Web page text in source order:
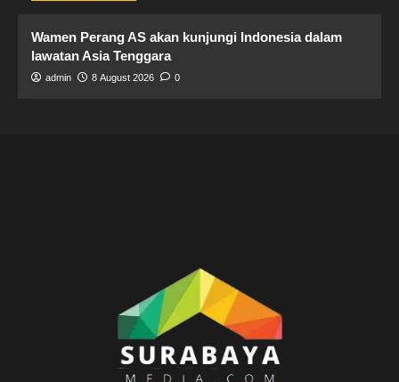
Wamen Perang AS akan kunjungi Indonesia dalam
lawatan Asia Tenggara
admin 8 August 2026 0